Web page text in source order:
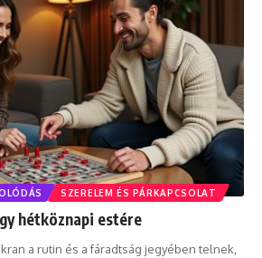
SZERELEM ÉS PÁRKAPCSOLAT
hétköznapi estére
a rutin és a fáradtság jegyében telnek,